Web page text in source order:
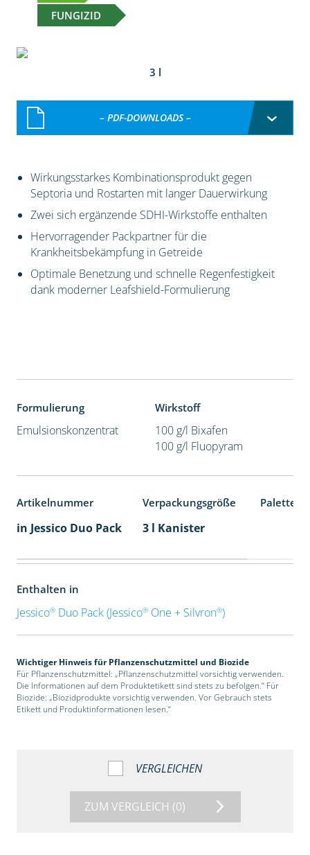
FUNGIZID
3 l
– PDF-DOWNLOADS –
Wirkungsstarkes Kombinationsprodukt gegen
Septoria und Rostarten mit langer Dauerwirkung
Zwei sich ergänzende SDHI-Wirkstoffe enthalten
Hervorragender Packpartner für die
Krankheitsbekämpfung in Getreide
Optimale Benetzung und schnelle Regenfestigkeit
dank moderner Leafshield-Formulierung
Formulierung
Emulsionskonzentrat
Wirkstoff
100 g/l Bixafen
100 g/l Fluopyram
Artikelnummer Verpackungsgröße
in Jessico Duo Pack 3 l Kanister
Enthalten in
Jessico®Duo Pack (Jessico®One + Silvron®)
Wichtiger Hinweis für Pflanzenschutzmittel und Biozide
Für Pflanzenschutzmittel: „Pflanzenschutzmittel vorsichtig verwenden.
Die Informationen auf dem Produktetikett sind stets zu befolgen.“ Für
Biozide: „Biozidprodukte vorsichtig verwenden. Vor Gebrauch stets
Etikett und Produktinformationen lesen.“
VERGLEICHEN
ZUM VERGLEICH (0)